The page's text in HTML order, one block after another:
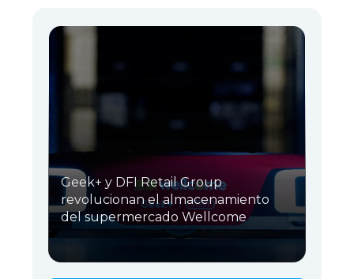
Geek+ y DFI Retail Group
revolucionan el almacenamiento
del supermercado Wellcome